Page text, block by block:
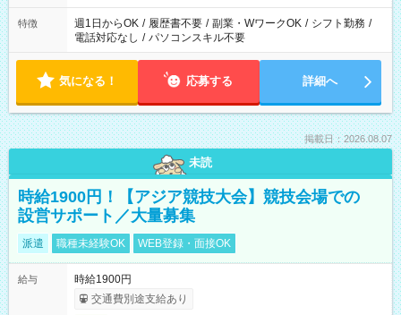
特徴 週1日からOK / 履歴書不要 / 副業・WワークOK / シフト勤務 /
電話対応なし / パソコンスキル不要
気になる！ 応募する 詳細へ
掲載日：2026.08.07
未読
時給1900円！【アジア競技大会】競技会場での
設営サポート／大量募集
派遣 職種未経験OK WEB登録・面接OK
給与
時給1900円
交通費別途支給あり